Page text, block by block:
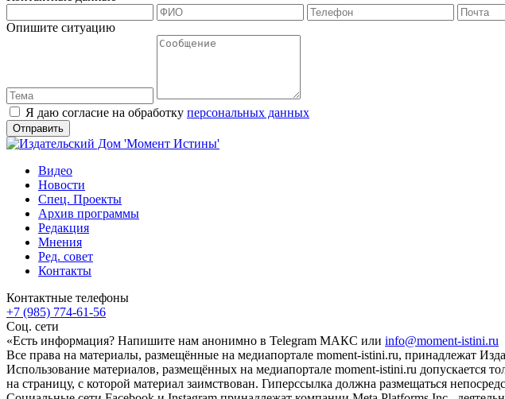
Опишите ситуацию
Я даю согласие на обработку персональных данных
Видео
Новости
Спец. Проекты
Архив программы
Редакция
Мнения
Ред. совет
Контакты
Контактные телефоны
+7 (985) 774-61-56
Соц. сети
«Есть информация? Напишите нам анонимно в Telegram МАКС или info@moment-istini.ru
Все права на материалы, размещённые на медиапортале moment-istini.ru, принадлежат
Использование материалов, размещённых на медиапортале moment-istini.ru допускается
на страницу, с которой материал заимствован. Гиперссылка должна размещаться